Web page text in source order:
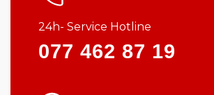
24h- Service Hotline
077 462 87 19